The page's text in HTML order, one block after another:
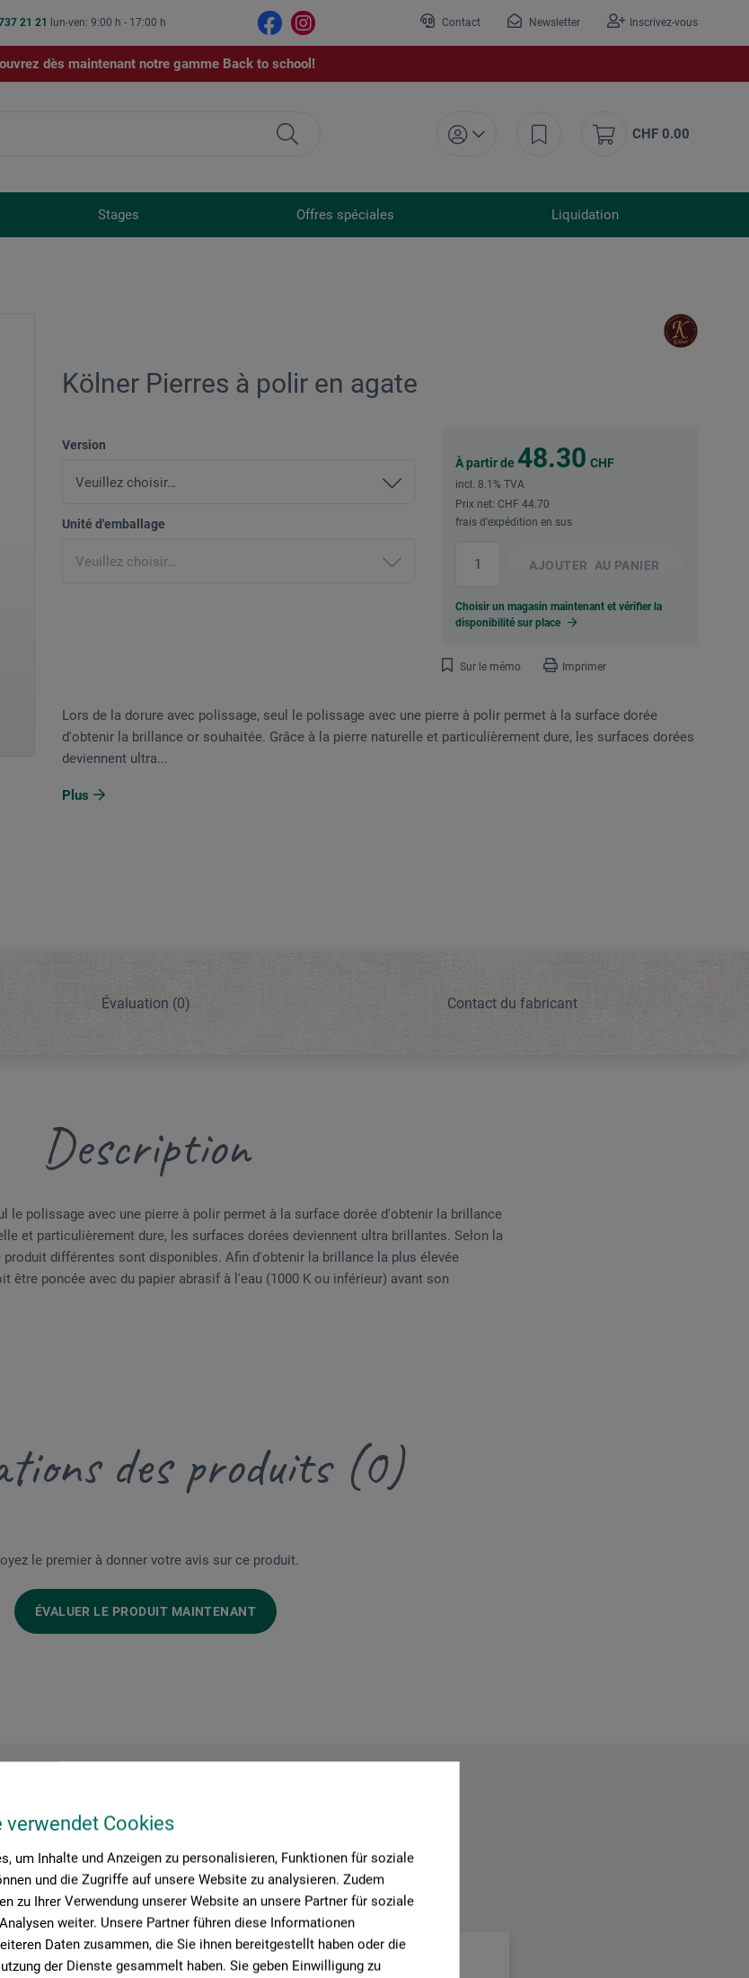
verwendet Cookies
um Inhalte und Anzeigen zu personalisieren, Funktionen für soziale
und die Zugriffe auf unsere Website zu analysieren. Zudem
zu Ihrer Verwendung unserer Website an unsere Partner für soziale
weiter. Unsere Partner führen diese Informationen
Daten zusammen, die Sie ihnen bereitgestellt haben oder die
der Dienste gesammelt haben. Sie geben Einwilligung zu
21 21 lun-ven: 9:00 h - 17:00 h Contact Newsletter Inscrivez-vous
dès maintenant notre gamme Back to school!
CHF 0.00
Stages Offres spéciales Liquidation
Kölner Pierres à polir en agate
Version
Unité d'emballage
À partir de 48.30 CHF
incl. 8.1% TVA
Prix net: CHF 44.70
frais d'expédition en sus
AJOUTER AU PANIER
Choisir un magasin maintenant et vérifier la
disponibilité sur place
Sur le mémo Imprimer
Lors de la dorure avec polissage, seul le polissage avec une pierre à polir permet à la surface dorée
d'obtenir la brillance or souhaitée. Grâce à la pierre naturelle et particulièrement dure, les surfaces dorées
deviennent ultra...
Plus
Évaluation (0) Contact du fabricant
Description
le polissage avec une pierre à polir permet à la surface dorée d'obtenir la brillance
et particulièrement dure, les surfaces dorées deviennent ultra brillantes. Selon la
différentes sont disponibles. Afin d'obtenir la brillance la plus élevée
être poncée avec du papier abrasif à l'eau (1000 K ou inférieur) avant son
des produits (0)
le premier à donner votre avis sur ce produit.
ÉVALUER LE PRODUIT MAINTENANT
du fabricant
ici les coordonnées du fabricant pour ce produit.